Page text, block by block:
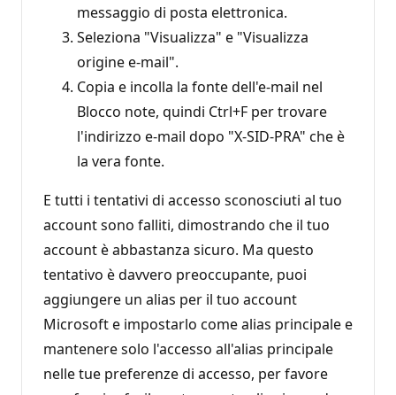
messaggio di posta elettronica.
Seleziona "Visualizza" e "Visualizza
origine e-mail".
Copia e incolla la fonte dell'e-mail nel
Blocco note, quindi Ctrl+F per trovare
l'indirizzo e-mail dopo "X-SID-PRA" che è
la vera fonte.
E tutti i tentativi di accesso sconosciuti al tuo
account sono falliti, dimostrando che il tuo
account è abbastanza sicuro. Ma questo
tentativo è davvero preoccupante, puoi
aggiungere un alias per il tuo account
Microsoft e impostarlo come alias principale e
mantenere solo l'accesso all'alias principale
nelle tue preferenze di accesso, per favore